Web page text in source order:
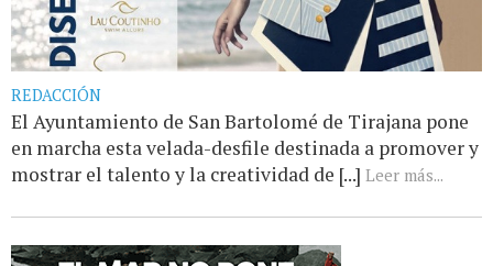
REDACCIÓN
El Ayuntamiento de San Bartolomé de Tirajana pone
en marcha esta velada-desfile destinada a promover y
mostrar el talento y la creatividad de [...] Leer más...